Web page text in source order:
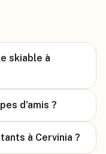
skiable à
d'amis ?
à Cervinia ?